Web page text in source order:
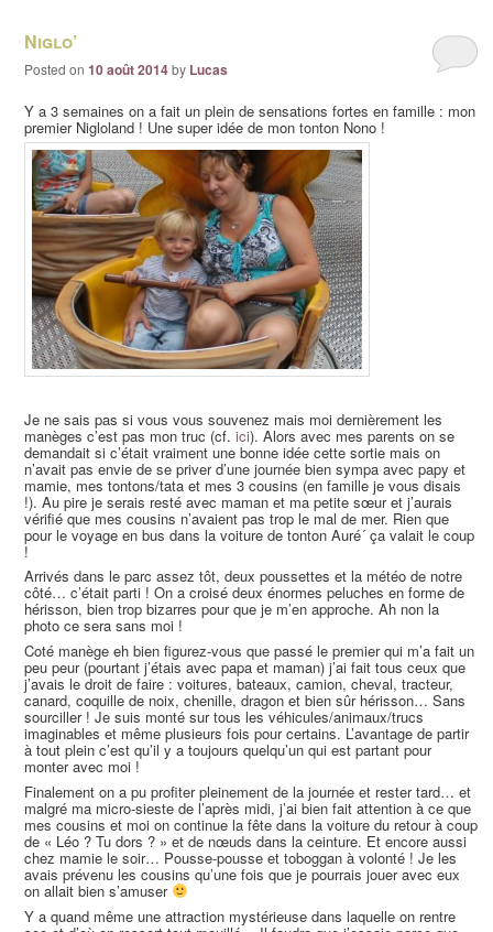
Niglo’
Posted on10 août 2014by Lucas
Y a 3 semaines on a fait un plein de sensations fortes en famille : mon
premier Nigloland ! Une super idée de mon tonton Nono !
Je ne sais pas si vous vous souvenez mais moi dernièrement les
manèges c’est pas mon truc (cf.ici). Alors avec mes parents on se
demandait si c’était vraiment une bonne idée cette sortie mais on
n’avait pas envie de se priver d’une journée bien sympa avec papy et
mamie, mes tontons/tata et mes 3 cousins (en famille je vous disais
!). Au pire je serais resté avec maman et ma petite sœur et j’aurais
vérifié que mes cousins n’avaient pas trop le mal de mer. Rien que
pour le voyage en bus dans la voiture de tonton Auré´ ça valait le coup
!
Arrivés dans le parc assez tôt, deux poussettes et la météo de notre
côté… c’était parti ! On a croisé deux énormes peluches en forme de
hérisson, bien trop bizarres pour que je m’en approche. Ah non la
photo ce sera sans moi !
Coté manège eh bien figurez-vous que passé le premier qui m’a fait un
peu peur (pourtant j’étais avec papa et maman) j’ai fait tous ceux que
j’avais le droit de faire : voitures, bateaux, camion, cheval, tracteur,
canard, coquille de noix, chenille, dragon et bien sûr hérisson… Sans
sourciller ! Je suis monté sur tous les véhicules/animaux/trucs
imaginables et même plusieurs fois pour certains. L’avantage de partir
à tout plein c’est qu’il y a toujours quelqu’un qui est partant pour
monter avec moi !
Finalement on a pu profiter pleinement de la journée et rester tard… et
malgré ma micro-sieste de l’après midi, j’ai bien fait attention à ce que
mes cousins et moi on continue la fête dans la voiture du retour à coup
de « Léo ? Tu dors ? » et de nœuds dans la ceinture. Et encore aussi
chez mamie le soir… Pousse-pousse et toboggan à volonté ! Je les
avais prévenu les cousins qu’une fois que je pourrais jouer avec eux
on allait bien s’amuser
Y a quand même une attraction mystérieuse dans laquelle on rentre